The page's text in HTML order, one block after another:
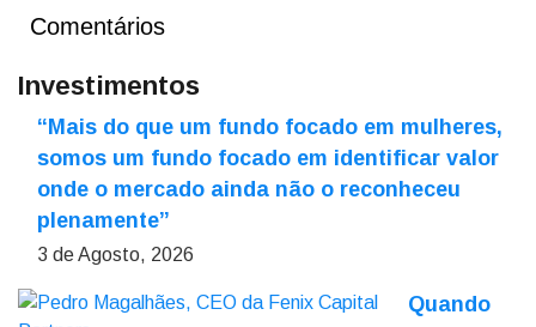
Comentários
Investimentos
“Mais do que um fundo focado em mulheres,
somos um fundo focado em identificar valor
onde o mercado ainda não o reconheceu
plenamente”
3 de Agosto, 2026
Quando